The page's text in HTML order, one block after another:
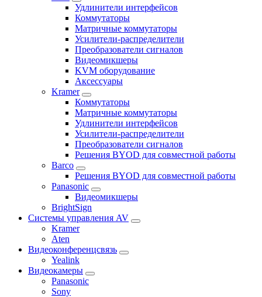
Удлинители интерфейсов
Коммутаторы
Матричные коммутаторы
Усилители-распределители
Преобразователи сигналов
Видеомикшеры
KVM оборудование
Аксессуары
Kramer
Коммутаторы
Матричные коммутаторы
Удлинители интерфейсов
Усилители-распределители
Преобразователи сигналов
Решения BYOD для совместной работы
Barco
Решения BYOD для совместной работы
Panasonic
Видеомикшеры
BrightSign
Системы управления AV
Kramer
Aten
Видеоконференцсвязь
Yealink
Видеокамеры
Panasonic
Sony